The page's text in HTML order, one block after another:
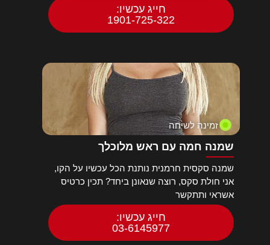
חייג עכשיו:
1901-725-322
זמינה לשיחה
שמנה חמה עם ראש מלוכלך
שמנה סקסית חרמנית נותנת הכל עכשיו על הקו,
אני חולת סקס, רוצה שנאונן ביחד? תכין כרטיס
אשראי ותתקשר
חייג עכשיו:
03-6145977